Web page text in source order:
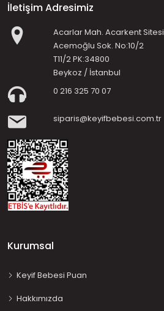
İletişim Adresimiz
Acarlar Mah. Acarkent Sitesi
Acemoğlu Sok. No:10/2
T11/2 PK:34800
Beykoz / İstanbul
0 216 325 70 07
siparis@keyifbebesi.com.tr
Kurumsal
Keyif Bebesi Puan
Hakkımızda